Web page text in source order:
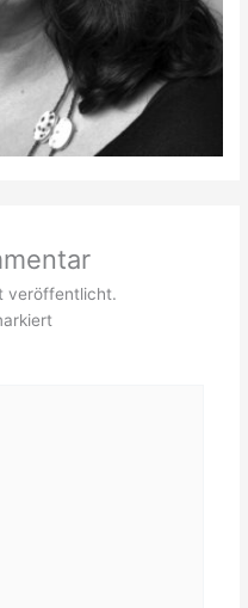
veröffentlicht.